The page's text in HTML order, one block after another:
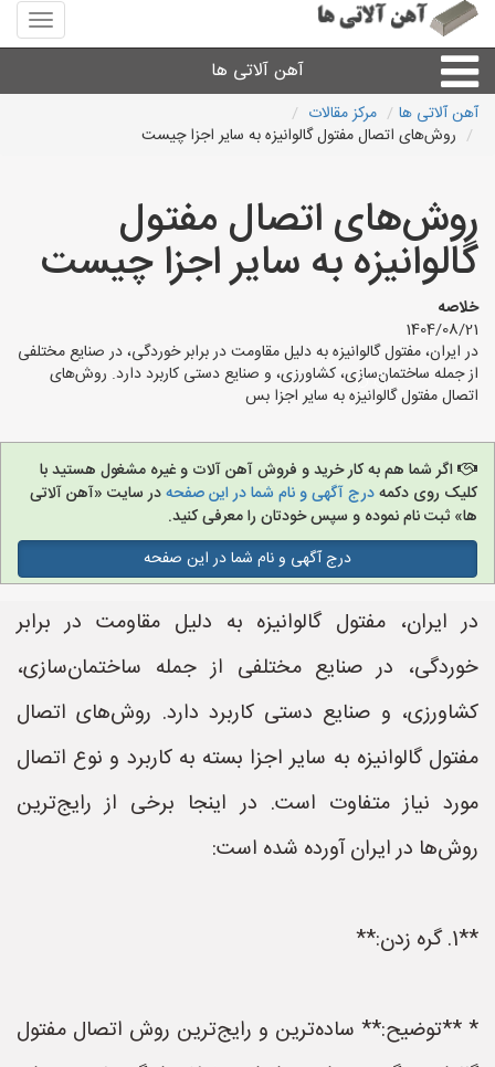
منوی
سایت
آلاتی
آهن آلاتی ها
میلگرد نبشی،مفتول
ورق
لوله و اتصالات
سایر آهن آلات
آهن آلاتی های شهرها
آهن آلاتی ها
مرکز مقالات
روش‌های اتصال مفتول گالوانیزه به سایر اجزا چیست
روش‌های اتصال مفتول
گالوانیزه به سایر اجزا چیست
خلاصه
1404/08/21
در ایران، مفتول گالوانیزه به دلیل مقاومت در برابر خوردگی، در صنایع مختلفی
از جمله ساختمان‌سازی، کشاورزی، و صنایع دستی کاربرد دارد. روش‌های
اتصال مفتول گالوانیزه به سایر اجزا بس
اگر شما هم به کار خرید و فروش آهن آلات و غیره مشغول هستید با
کلیک روی دکمهدرج آگهی و نام شما در این صفحهدر سایت «آهن آلاتی
ها» ثبت نام نموده و سپس خودتان را معرفی کنید.
درج آگهی و نام شما در این صفحه
در ایران، مفتول گالوانیزه به دلیل مقاومت در برابر
خوردگی، در صنایع مختلفی از جمله ساختمان‌سازی،
کشاورزی، و صنایع دستی کاربرد دارد. روش‌های اتصال
مفتول گالوانیزه به سایر اجزا بسته به کاربرد و نوع اتصال
مورد نیاز متفاوت است. در اینجا برخی از رایج‌ترین
روش‌ها در ایران آورده شده است:
**1. گره زدن:**
* **توضیح:** ساده‌ترین و رایج‌ترین روش اتصال مفتول